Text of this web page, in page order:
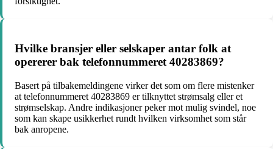
Hvilke bransjer eller selskaper antar folk at
opererer bak telefonnummeret 40283869?
Basert på tilbakemeldingene virker det som om flere mistenker
at telefonnummeret 40283869 er tilknyttet strømsalg eller et
strømselskap. Andre indikasjoner peker mot mulig svindel, noe
som kan skape usikkerhet rundt hvilken virksomhet som står
bak anropene.